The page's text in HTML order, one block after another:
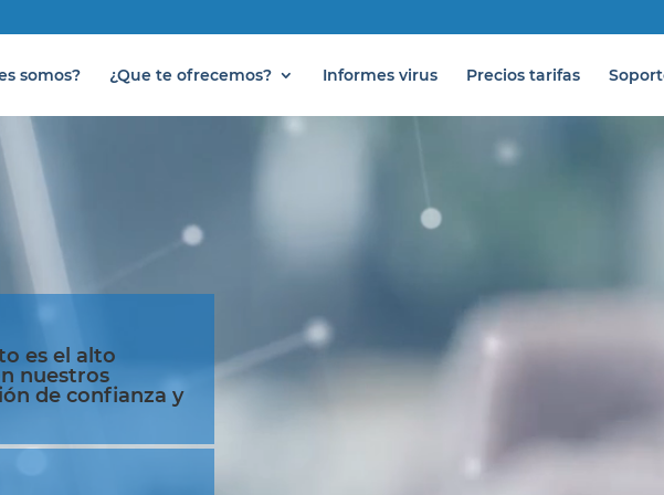
somos? ¿Que te ofrecemos? Informes virus Precios tarifas
es el alto
nuestros
de confianza y